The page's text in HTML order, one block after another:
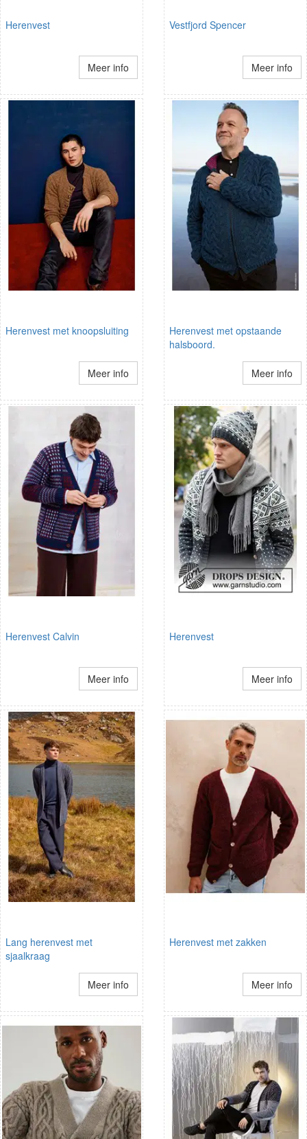
Herenvest
Meer info
Vestfjord Spencer
Meer info
Herenvest met knoopsluiting
Meer info
Herenvest met opstaande
halsboord.
Meer info
Herenvest Calvin
Meer info
Herenvest
Meer info
Lang herenvest met
sjaalkraag
Meer info
Herenvest met zakken
Meer info